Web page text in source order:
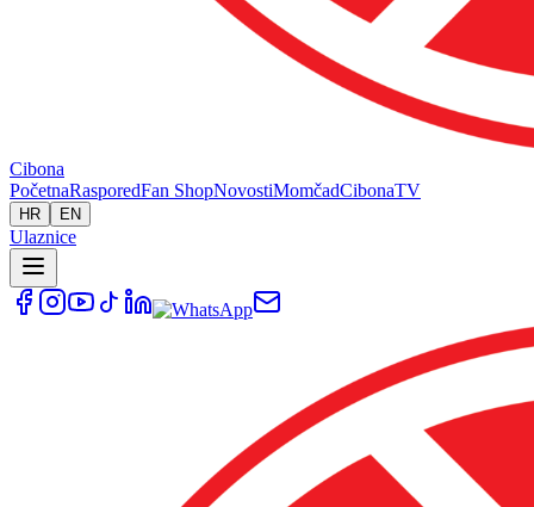
Cibona
PočetnaRasporedFan ShopNovostiMomčadCibonaTV
HR EN
Ulaznice